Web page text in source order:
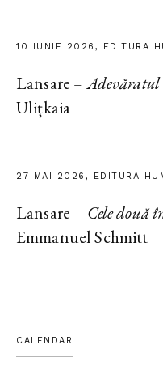
10 IUNIE 2026, EDITURA
Lansare –
Ulițkaia
27 MAI 2026, EDITURA
Lansare – Cele două
Emmanuel Schmitt
CALENDAR